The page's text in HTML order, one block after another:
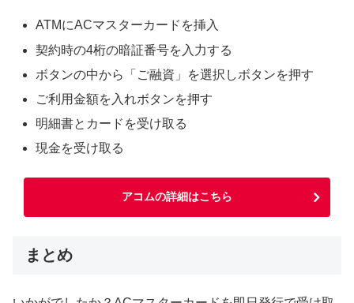
ATMにACマスターカードを挿入
契約時の4桁の暗証番号を入力する
ボタンの中から「ご融資」を選択しボタンを押す
ご利用金額を入れボタンを押す
明細書とカードを受け取る
現金を受け取る
アコムの詳細はこちら
まとめ